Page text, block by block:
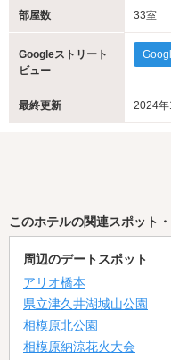
部屋数 33室
Googleストリート
ビュー
最終更新 2024年
このホテルの関連スポット
周辺のデートスポット
アリオ橋本
県立津久井湖城山公園
相模原北公園
相模原納涼花火大会